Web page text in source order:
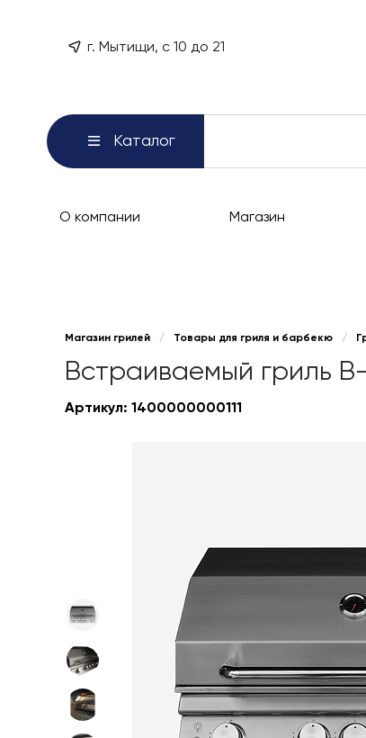
г. Мытищи, с 10 до 21
Каталог
О компании Магазин
Магазин грилей / Товары для гриля и барбекю /
Встраиваемый гриль
Артикул: 1400000000111